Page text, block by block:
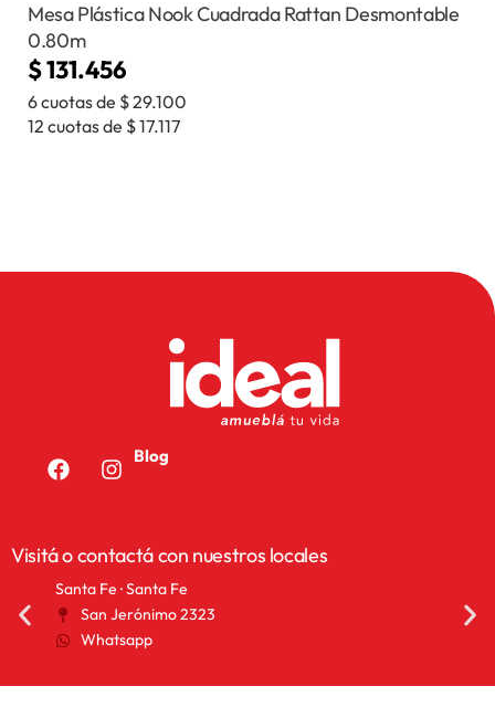
Mesa Plástica Nook Cuadrada Rattan Desmontable
0.80m
$131.456
6 cuotas de $29.100
12 cuotas de $17.117
Blog
Visitá o contactá con nuestros locales
Santa Fe · Santa Fe
San Jerónimo 2323
Whatsapp